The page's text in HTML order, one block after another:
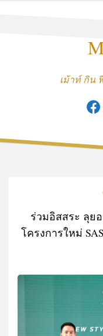
เม้าท์ กิน
ร่วมอิสสระ ลุย
โครงการใหม่